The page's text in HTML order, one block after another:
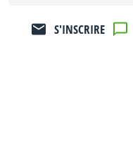
S'INSCRIRE